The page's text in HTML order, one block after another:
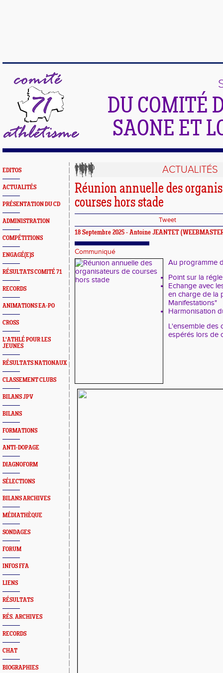
DU COMITÉ
SAONE ET
EDITOS
ACTUALITÉS
PRÉSENTATION DU CD
ADMINISTRATION
COMPÉTITIONS
ENGAGÉ(E)S
RÉSULTATS COMITÉ 71
RECORDS
ANIMATIONS EA-PO
CROSS
L'ATHLÉ POUR LES
JEUNES
RÉSULTATS NATIONAUX
CLASSEMENT CLUBS
BILANS JPV
BILANS
FORMATIONS
ANTI-DOPAGE
DIAGNOFORM
SÉLECTIONS
BILANS ARCHIVES
MÉDIATHÈQUE
SONDAGES
FORUM
INFOS FFA
LIENS
RÉSULTATS
RÉS. ARCHIVES
RECORDS
CHAT
BIOGRAPHIES
ACTUALITÉS
Réunion annuelle des
courses hors stade
Tweet
18 Septembre 2025 - Antoine JEANTET
Communiqué
Au programme
Point sur la
Echange avec
en charge de la
Manifestations"
Harmonisation
L'ensemble des
espérés lors de